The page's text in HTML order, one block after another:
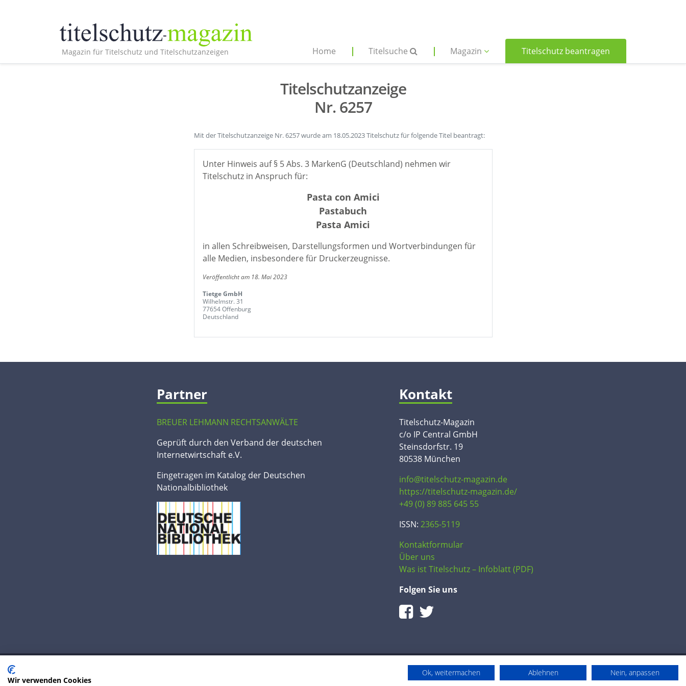
Magazin für Titelschutz und Titelschutzanzeigen Home Titelsuche Magazin Titelschutz beantragen
Titelschutzanzeige
Nr. 6257
Mit der Titelschutzanzeige Nr. 6257 wurde am 18.05.2023 Titelschutz für folgende Titel beantragt:
Unter Hinweis auf § 5 Abs. 3 MarkenG (Deutschland) nehmen wir
Titelschutz in Anspruch für:
Pasta con Amici
Pastabuch
Pasta Amici
in allen Schreibweisen, Darstellungsformen und Wortverbindungen für
alle Medien, insbesondere für Druckerzeugnisse.
Veröffentlicht am 18. Mai 2023
Tietge GmbH
Wilhelmstr. 31
77654 Offenburg
Deutschland
Partner
BREUER LEHMANN RECHTSANWÄLTE
Geprüft durch den Verband der deutschen
Internetwirtschaft e.V.
Eingetragen im Katalog der Deutschen
Nationalbibliothek
Kontakt
Titelschutz-Magazin
c/o IP Central GmbH
Steinsdorfstr. 19
80538 München
info@titelschutz-magazin.de
https://titelschutz-magazin.de/
+49 (0) 89 885 645 55
ISSN: 2365-5119
Kontaktformular
Über uns
Was ist Titelschutz – Infoblatt (PDF)
Folgen Sie uns
Wir verwenden Cookies
Ok, weitermachen Ablehnen Nein, anpassen